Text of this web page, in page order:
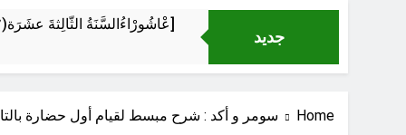
جديد
عْاشُورْاءُالسَّنَةُ الثَّالِثةَ عشَرَة(٢٢)[إِنتفاضةُ صفَر…تمرُّدٌ حُسَينيٌّ][ب]
‏نحو Home سومر و أكد : شرح مبسط لقيام أول حضارة